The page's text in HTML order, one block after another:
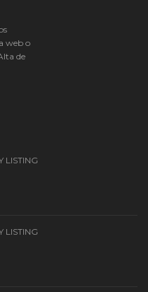
web o
de
LISTING
LISTING